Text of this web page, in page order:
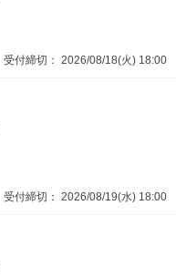
受付締切： 2026/08/18(火) 18:00
受付締切： 2026/08/19(水) 18:00